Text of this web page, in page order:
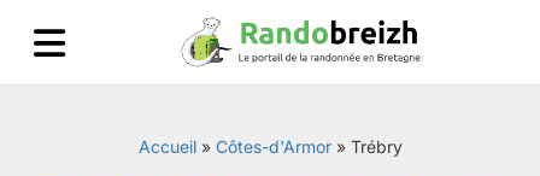
Accueil» Côtes-d'Armor» Trébry